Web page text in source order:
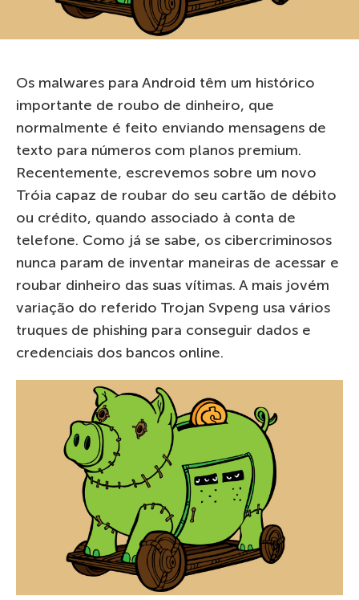
Os malwares para Android têm um histórico
importante de roubo de dinheiro, que
normalmente é feito enviando mensagens de
texto para números com planos premium.
Recentemente, escrevemos sobre um novo
Tróia capaz de roubar do seu cartão de débito
ou crédito, quando associado à conta de
telefone. Como já se sabe, os cibercriminosos
nunca param de inventar maneiras de acessar e
roubar dinheiro das suas vítimas. A mais jovém
variação do referido Trojan Svpeng usa vários
truques de phishing para conseguir dados e
credenciais dos bancos online.